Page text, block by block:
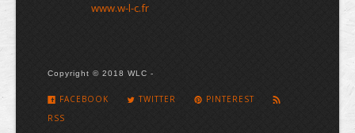
www.w-l-c.fr
Copyright © 2018 WLC -
FACEBOOK TWITTER
PINTEREST
RSS